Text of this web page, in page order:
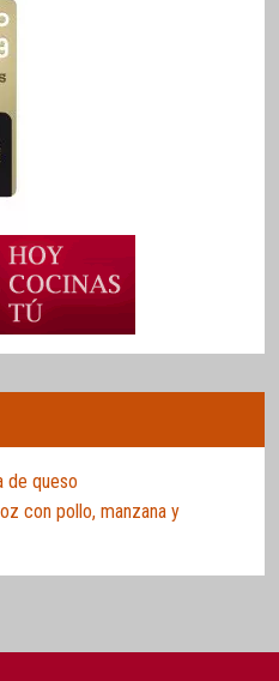
de queso
con pollo, manzana y